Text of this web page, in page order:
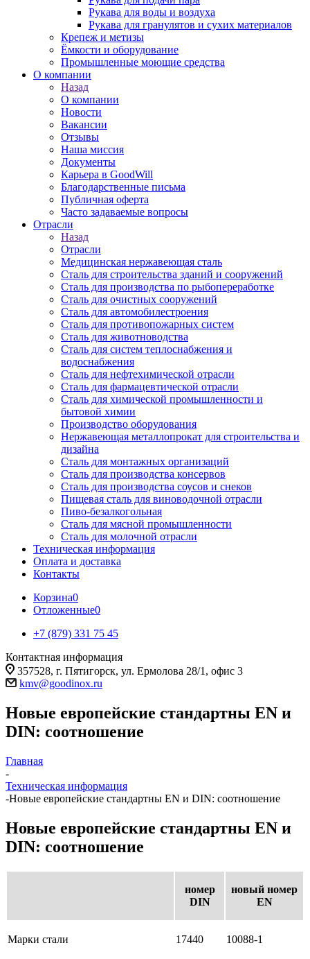
Рукава для воды и воздуха
Рукава для гранулятов и сухих материалов
Крепеж и метизы
Ёмкости и оборудование
Промышленные моющие средства
О компании
Назад
О компании
Новости
Вакансии
Отзывы
Наша миссия
Документы
Карьера в GoodWill
Благодарственные письма
Публичная оферта
Часто задаваемые вопросы
Отрасли
Назад
Отрасли
Медицинcкая нержавеющая сталь
Сталь для строительства зданий и сооружений
Сталь для производства по рыбопереработке
Сталь для очистных сооружений
Сталь для автомобилестроения
Сталь для противопожарных систем
Сталь для животноводства
Сталь для систем теплоснабжения и
водоснабжения
Сталь для нефтехимической отрасли
Сталь для фармацевтической отрасли
Сталь для химической промышленности и
бытовой химии
Производство оборудования
Нержавеющая металлопрокат для строительства и
дизайна
Сталь для монтажных организаций
Сталь для производства консервов
Сталь для производства соусов и снеков
Пищевая сталь для виноводочной отрасли
Пиво-безалкогольная
Сталь для мясной промышленности
Сталь для молочной отрасли
Техническая информация
Оплата и доставка
Контакты
Корзина0
Отложенные0
+7 (879) 331 75 45
Контактная информация
357528, г. Пятигорск, ул. Ермолова 28/1, офис 3
kmv@goodinox.ru
Новые европейские стандартны EN и
DIN: соотношение
Главная
-
Техническая информация
-Новые европейские стандартны EN и DIN: соотношение
Новые европейские стандартны EN и
DIN: соотношение
номер
DIN
новый номер
EN
Марки стали 17440 10088-1